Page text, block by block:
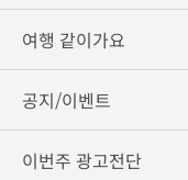
여행 같이가요
공지/이벤트
이번주 광고전단